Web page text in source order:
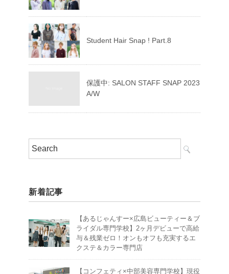
Student Hair Snap ! Part.8
保護中: SALON STAFF SNAP 2023
A/W
新着記事
【あるじゃんすー×広島ビューティー＆ブ
ライダル専門学校】2ヶ月デビューで高給
与＆残業ゼロ！オンもオフも充実するエ
クステ＆カラー専門店
【コンフェティ×中部美容専門学校】現役